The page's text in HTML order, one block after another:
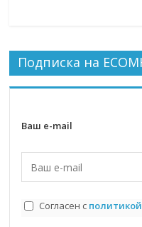
Подписка на
Ваш e-mail
Согласен с